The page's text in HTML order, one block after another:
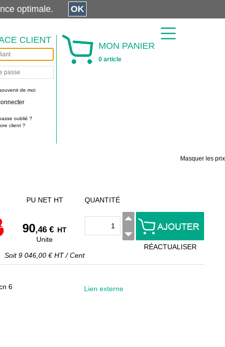
CLIENT
de moi
oublié ?
client ?
MON PANIER
0 article
Masquer les prix
PU NET HT
90,46 € HT
Unite
Soit9 046,00 € HT/Cent
QUANTITÉ
RÉACTUALISER
6
Lien externe
optimale. OK